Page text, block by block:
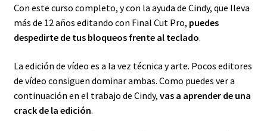
Con este curso completo, y con la ayuda de Cindy, que lleva
más de 12 años editando con Final Cut Pro, puedes
despedirte de tus bloqueos frente al teclado.
La edición de vídeo es a la vez técnica y arte. Pocos editores
de vídeo consiguen dominar ambas. Como puedes ver a
continuación en el trabajo de Cindy, vas a aprender de una
crack de la edición.